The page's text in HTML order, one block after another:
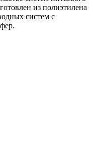
из полиэтилена
систем с